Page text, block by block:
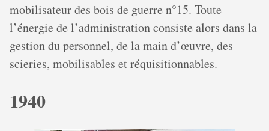
mobilisateur des bois de guerre n°15. Toute
l’énergie de l’administration consiste alors dans la
gestion du personnel, de la main d’œuvre, des
scieries, mobilisables et réquisitionnables.
1940